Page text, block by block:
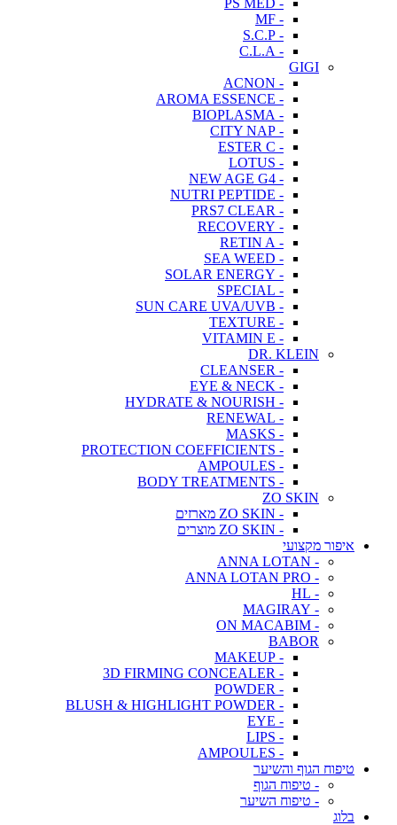
- PS MED
- MF
- S.C.P
- C.L.A
GIGI
- ACNON
- AROMA ESSENCE
- BIOPLASMA
- CITY NAP
- ESTER C
- LOTUS
- NEW AGE G4
- NUTRI PEPTIDE
- PRS7 CLEAR
- RECOVERY
- RETIN A
- SEA WEED
- SOLAR ENERGY
- SPECIAL
- SUN CARE UVA/UVB
- TEXTURE
- VITAMIN E
DR. KLEIN
- CLEANSER
- EYE & NECK
- HYDRATE & NOURISH
- RENEWAL
- MASKS
- PROTECTION COEFFICIENTS
- AMPOULES
- BODY TREATMENTS
ZO SKIN
- ZO SKIN מארזים
- ZO SKIN מוצרים
איפור מקצועי
- ANNA LOTAN
- ANNA LOTAN PRO
- HL
- MAGIRAY
- ON MACABIM
BABOR
- MAKEUP
- 3D FIRMING CONCEALER
- POWDER
- BLUSH & HIGHLIGHT POWDER
- EYE
- LIPS
- AMPOULES
טיפוח הגוף והשיער
- טיפוח הגוף
- טיפוח השיער
בלוג